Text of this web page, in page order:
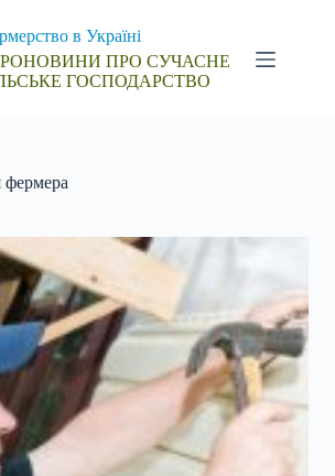
в Україні
ПРО СУЧАСНЕ
ГОСПОДАРСТВО